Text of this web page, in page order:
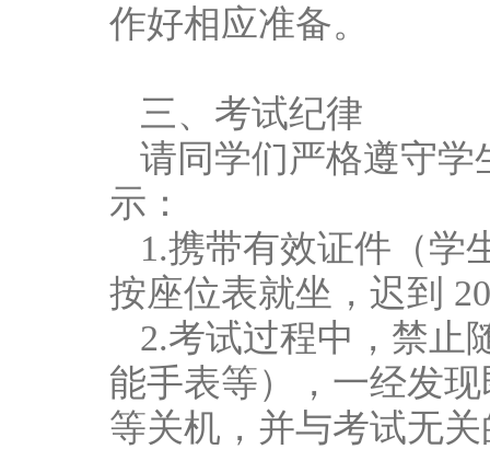
作好相应准备。
三、考试纪律
请同学们严格遵守
示：
1.携带有效证件（学
按座位表就坐，迟到
2.考试过程中，禁止
能手表等），一经发
等关机，并与考试无